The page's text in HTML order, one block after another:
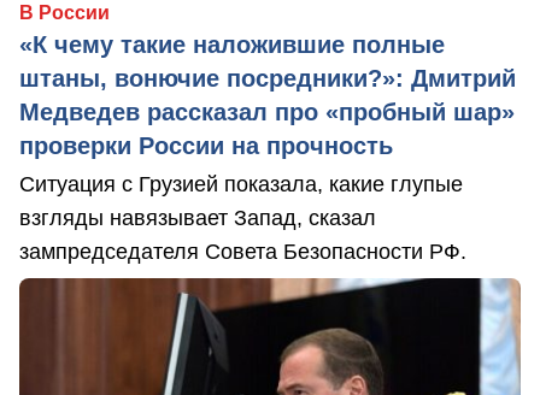
В России
«К чему такие наложившие полные
штаны, вонючие посредники?»: Дмитрий
Медведев рассказал про «пробный шар»
проверки России на прочность
Ситуация с Грузией показала, какие глупые
взгляды навязывает Запад, сказал
зампредседателя Совета Безопасности РФ.